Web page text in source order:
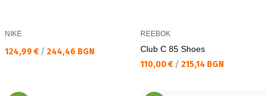
NIKE
Текуща цена:
124,99 € / 244,46 BGN
REEBOK
Club C 85 Shoes
Текуща цена:
110,00 € / 215,14 BGN